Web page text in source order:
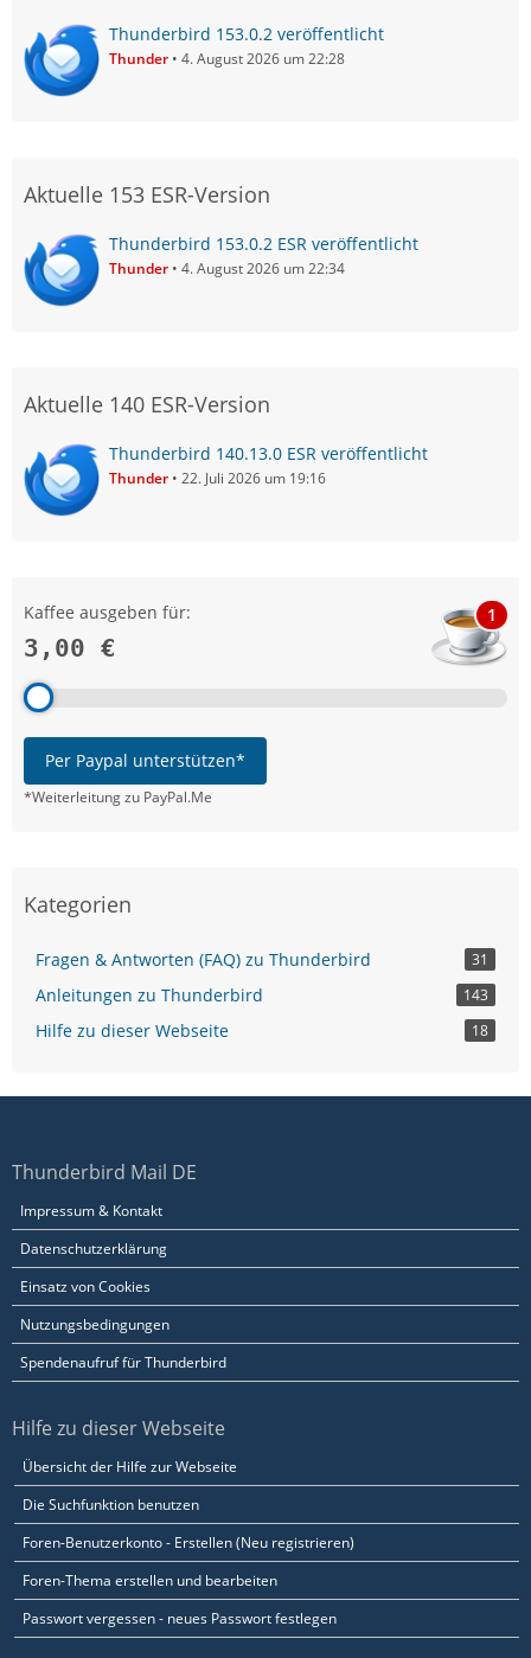
Thunderbird 153.0.2 veröffentlicht
Thunder 4. August 2026 um 22:28
Aktuelle 153 ESR-Version
Thunderbird 153.0.2 ESR veröffentlicht
Thunder 4. August 2026 um 22:34
Aktuelle 140 ESR-Version
Thunderbird 140.13.0 ESR veröffentlicht
Thunder 22. Juli 2026 um 19:16
Kaffee ausgeben für:
3,00 €
1
Per Paypal unterstützen*
*Weiterleitung zu PayPal.Me
Kategorien
Fragen & Antworten (FAQ) zu Thunderbird 31
Anleitungen zu Thunderbird 143
Hilfe zu dieser Webseite 18
Thunderbird Mail DE
Impressum & Kontakt
Datenschutzerklärung
Einsatz von Cookies
Nutzungsbedingungen
Spendenaufruf für Thunderbird
Hilfe zu dieser Webseite
Übersicht der Hilfe zur Webseite
Die Suchfunktion benutzen
Foren-Benutzerkonto - Erstellen (Neu registrieren)
Foren-Thema erstellen und bearbeiten
Passwort vergessen - neues Passwort festlegen